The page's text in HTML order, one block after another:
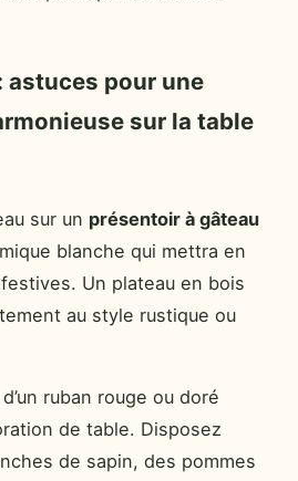
astuces pour une
sur la table
sur un présentoir à gâteau
blanche qui mettra en
Un plateau en bois
au style rustique ou
ruban rouge ou doré
de table. Disposez
de sapin, des pommes